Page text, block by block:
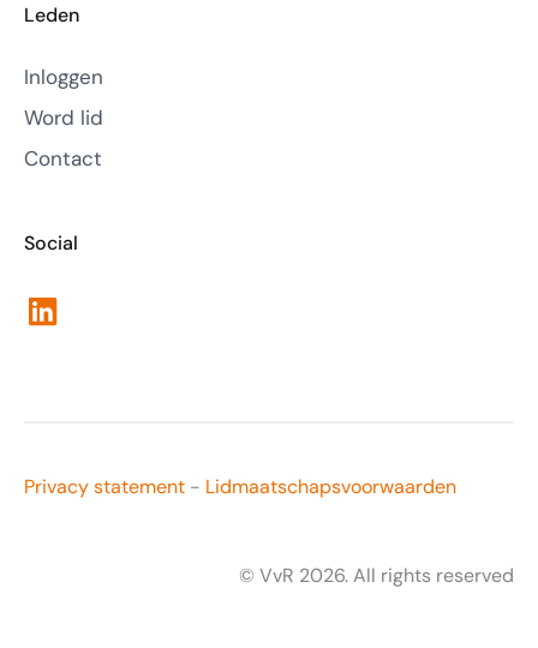
Leden
Inloggen
Word lid
Contact
Social
LinkedIn
Privacy statement - Lidmaatschapsvoorwaarden
© VvR 2026. All rights reserved